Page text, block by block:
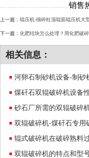
销售
上一篇： 辊压机-细碎柱顶辊面辊压机大
下一篇： 化肥结块怎么处理？用化肥破
相关信息：
河卵石制砂机设备-制砂
煤矸石双辊破碎机设备
砂石厂所需的双辊破碎
双辊破碎机-煤矸石专用
辊式破碎机在破碎熟料
双辊破碎机的特点和型